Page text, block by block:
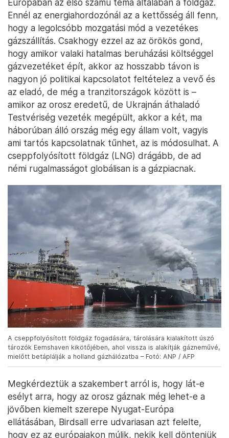
Európában az első számú téma általában a földgáz.
Ennél az energiahordozónál az a kettősség áll fenn,
hogy a legolcsóbb mozgatási mód a vezetékes
gázszállítás. Csakhogy ezzel az az örökös gond,
hogy amikor valaki hatalmas beruházási költséggel
gázvezetéket épít, akkor az hosszabb távon is
nagyon jó politikai kapcsolatot feltételez a vevő és
az eladó, de még a tranzitországok között is –
amikor az orosz eredetű, de Ukrajnán áthaladó
Testvériség vezeték megépült, akkor a két, ma
háborúban álló ország még egy állam volt, vagyis
ami tartós kapcsolatnak tűnhet, az is módosulhat. A
cseppfolyósított földgáz (LNG) drágább, de ad
némi rugalmasságot globálisan is a gázpiacnak.
A cseppfolyósított földgáz fogadására, tárolására kialakított úszó
tározók Eemshaven kikötőjében, ahol vissza is alakítják gázneművé,
mielőtt betáplálják a holland gázhálózatba – Fotó: ANP / AFP
Megkérdeztük a szakembert arról is, hogy lát-e
esélyt arra, hogy az orosz gáznak még lehet-e a
jövőben kiemelt szerepe Nyugat-Európa
ellátásában, Birdsall erre udvariasan azt felelte,
hogy ez az európaiakon múlik, nekik kell dönteniük